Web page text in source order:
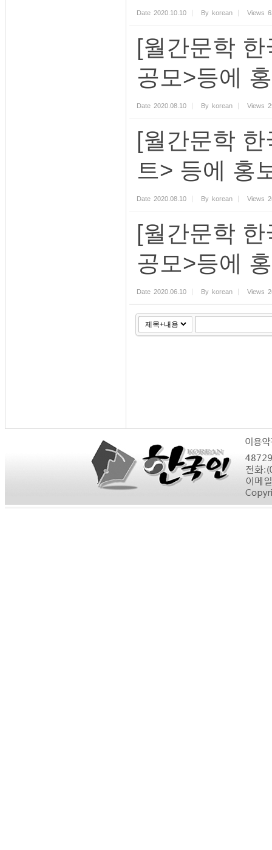
Date 2020.10.10 By korean Views
[월간문학
공모>등에
Date 2020.08.10 By korean Views
[월간문학
트> 등에 홍
Date 2020.08.10 By korean Views
[월간문학
공모>등에
Date 2020.06.10 By korean Views